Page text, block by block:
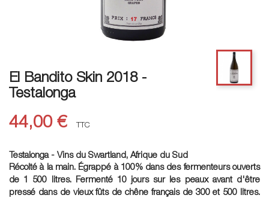
El Bandito Skin 2018 -
Testalonga
44,00 € TTC
Testalonga - Vins du Swartland, Afrique du Sud
Récolté à la main. Égrappé à 100% dans des fermenteurs ouverts
de 1 500 litres. Fermenté 10 jours sur les peaux avant d'être
pressé dans de vieux fûts de chêne français de 300 et 500 litres.